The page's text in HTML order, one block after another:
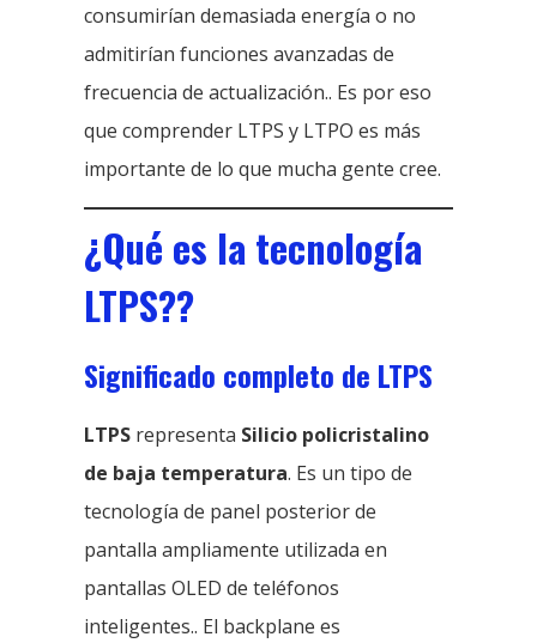
consumirían demasiada energía o no
admitirían funciones avanzadas de
frecuencia de actualización.. Es por eso
que comprender LTPS y LTPO es más
importante de lo que mucha gente cree.
¿Qué es la tecnología
LTPS??
Significado completo de LTPS
LTPS representa Silicio policristalino
de baja temperatura. Es un tipo de
tecnología de panel posterior de
pantalla ampliamente utilizada en
pantallas OLED de teléfonos
inteligentes.. El backplane es